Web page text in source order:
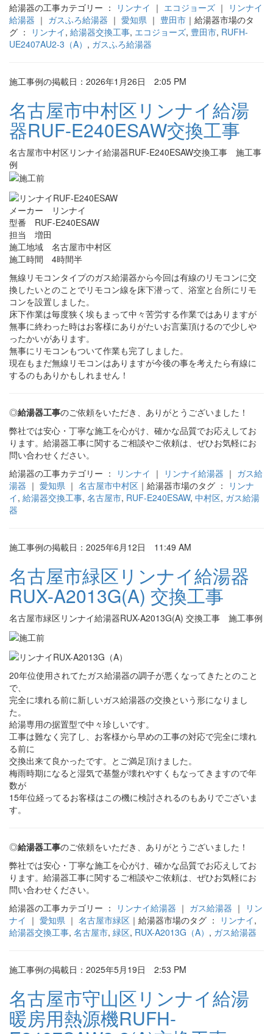
給湯器の工事カテゴリー ：
リンナイ ｜ エコジョーズ ｜
リンナイ
給湯器 ｜ ガスふろ給湯器 ｜ 愛知県 ｜ 豊田市 ｜給湯器市場のタ
グ ：
リンナイ, 給湯器交換工事, エコジョーズ, 豊田市, RUFH-
UE2407AU2-3（A） , ガスふろ給湯器
施工事例の掲載日：2026年1月26日 2:05 PM
名古屋市中村区リンナイ給湯
器RUF-E240ESAW交換工事
名古屋市中村区リンナイ給湯器RUF-E240ESAW交換工事 施工事
例
メーカー リンナイ
型番 RUF-E240ESAW
担当 増田
施工地域 名古屋市中村区
施工時間 4時間半
無線リモコンタイプのガス給湯器から今回は有線のリモコンに交
換したいとのことでリモコン線を床下潜って、浴室と台所にリモ
コンを設置しました。
床下作業は毎度狭く埃もまって中々苦労する作業ではありますが
無事に終わった時はお客様にありがたいお言葉頂けるので少しや
ったかいがあります。
無事にリモコンもついて作業も完了しました。
現在もまだ無線リモコンはありますが今後の事を考えたら有線に
するのもありかもしれません！
◎給湯器工事のご依頼をいただき、ありがとうございました！
弊社では安心・丁寧な施工を心がけ、確かな品質でお応えしてお
ります。給湯器工事に関するご相談やご依頼は、ぜひお気軽にお
問い合わせください。
給湯器の工事カテゴリー ：
リンナイ ｜ リンナイ給湯器 ｜ ガス給
湯器 ｜ 愛知県 ｜ 名古屋市中村区 ｜給湯器市場のタグ ：
リンナ
イ, 給湯器交換工事, 名古屋市, RUF-E240ESAW, 中村区, ガス給湯
器
施工事例の掲載日：2025年6月12日 11:49 AM
名古屋市緑区リンナイ給湯器
RUX-A2013G(A) 交換工事
名古屋市緑区リンナイ給湯器RUX-A2013G(A) 交換工事 施工事例
20年位使用されてたガス給湯器の調子が悪くなってきたとのこと
で、
完全に壊れる前に新しいガス給湯器の交換という形になりまし
た。
給湯専用の据置型で中々珍しいです。
工事は難なく完了し、お客様から早めの工事の対応で完全に壊れ
る前に
交換出来て良かったです。とご満足頂けました。
梅雨時期になると湿気で基盤が壊れやすくもなってきますので年
数が
15年位経ってるお客様はこの機に検討されるのもありでございま
す。
◎給湯器工事のご依頼をいただき、ありがとうございました！
弊社では安心・丁寧な施工を心がけ、確かな品質でお応えしてお
ります。給湯器工事に関するご相談やご依頼は、ぜひお気軽にお
問い合わせください。
給湯器の工事カテゴリー ：
リンナイ給湯器 ｜ ガス給湯器 ｜
リン
ナイ ｜ 愛知県 ｜ 名古屋市緑区 ｜給湯器市場のタグ ： リンナイ,
給湯器交換工事, 名古屋市, 緑区, RUX-A2013G（A） , ガス給湯器
施工事例の掲載日：2025年5月19日 2:53 PM
名古屋市守山区リンナイ給湯
暖房用熱源機RUFH-